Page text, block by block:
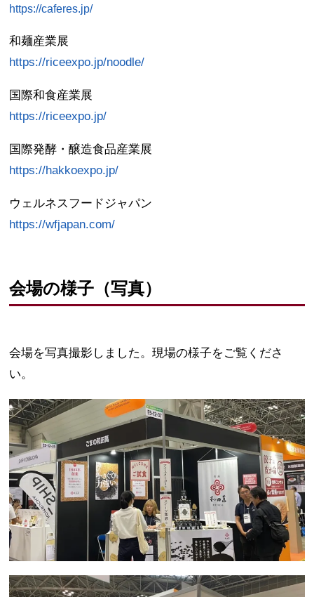
https://caferes.jp/
和麺産業展
https://riceexpo.jp/noodle/
国際和食産業展
https://riceexpo.jp/
国際発酵・醸造食品産業展
https://hakkoexpo.jp/
ウェルネスフードジャパン
https://wfjapan.com/
会場の様子（写真）
会場を写真撮影しました。現場の様子をご覧くださ
い。